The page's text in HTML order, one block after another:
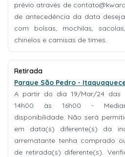
prévio através de
de antecedência da data
com bolsas, mochilas,
chinelos e camisas de times.
Retirada
Parque São Pedro -
A partir do dia 19/Mar/24 das
14h00 às 16h00 -
disponibilidade. Não será
em data(s) diferente(s) da
arrematante tenha comprado
de retirada(s) diferente(s).